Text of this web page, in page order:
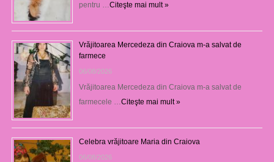
pentru … Citeşte mai mult »
Vrăjitoarea Mercedeza din Craiova m-a salvat de
farmece
06/08/2026
Vrăjitoarea Mercedeza din Craiova m-a salvat de
farmecele … Citeşte mai mult »
Celebra vrăjitoare Maria din Craiova
06/08/2026